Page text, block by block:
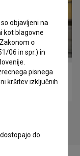
objavljeni na
kot blagovne
o
06 in spr.) in
pisnega
kršitev izključnih
do